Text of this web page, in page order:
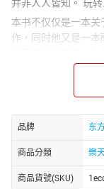
并非人人皆知。 玩
本书不仅仅是一本
作，同时他又是一
她是一个个让你读
才发现它其实并不
中，你已经彻底学
品牌 东
商品分類 樂
商品貨號(SKU)